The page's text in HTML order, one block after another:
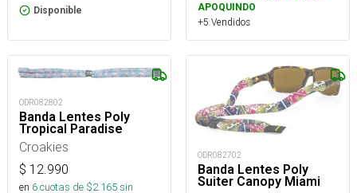
Disponible
APOQUINDO
+5 Vendidos
ODR082802
Banda Lentes Poly
Tropical Paradise
Croakies
$ 12.990
en 6cuotas de $2.165sin
ODR082702
Banda Lentes Poly
Suiter Canopy Miami